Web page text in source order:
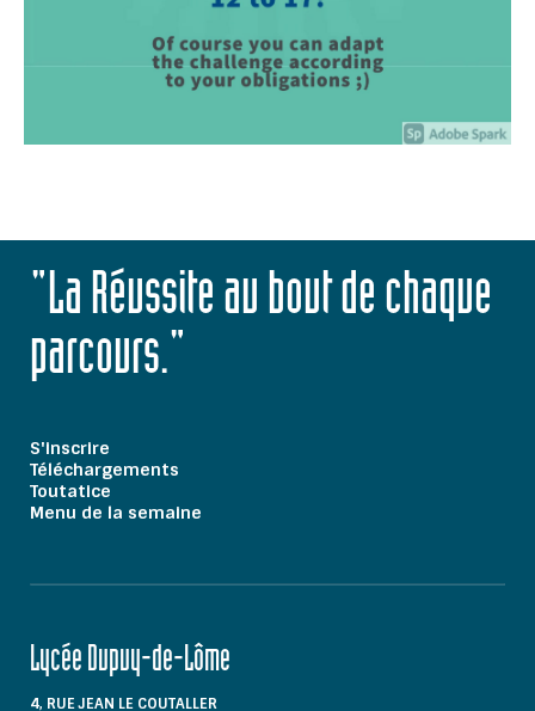
"La Réussite au bout de chaque
parcours."
S'inscrire
Téléchargements
Toutatice
Menu de la semaine
Lycée Dupuy-de-Lôme
4, RUE JEAN LE COUTALLER